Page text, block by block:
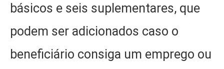
básicos e seis suplementares, que
podem ser adicionados caso o
beneficiário consiga um emprego ou